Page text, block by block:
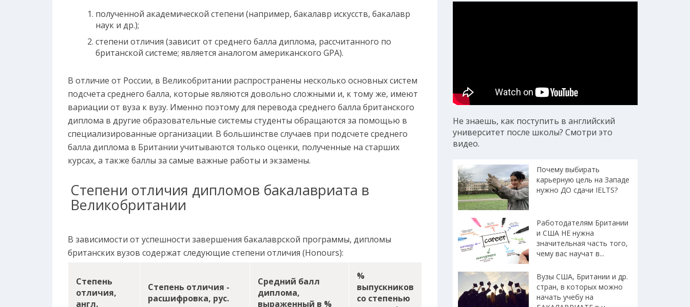
полученной академической степени (например, бакалавр искусств, бакалавр
наук и др.);
степени отличия (зависит от среднего балла диплома, рассчитанного по
британской системе; является аналогом американского GPA).
В отличие от России, в Великобритании распространены несколько основных систем
подсчета среднего балла, которые являются довольно сложными и, к тому же, имеют
вариации от вуза к вузу. Именно поэтому для перевода среднего балла британского
диплома в другие образовательные системы студенты обращаются за помощью в
специализированные организации. В большинстве случаев при подсчете среднего
балла диплома в Британии учитываются только оценки, полученные на старших
курсах, а также баллы за самые важные работы и экзамены.
Степени отличия дипломов бакалавриата в
Великобритании
В зависимости от успешности завершения бакалаврской программы, дипломы
британских вузов содержат следующие степени отличия (Honours):
Степень
отличия,
англ.
Степень отличия -
расшифровка, рус.
Средний балл
диплома,
выраженный в %
%
выпускников
со степенью
Не знаешь, как поступить в английский
университет после школы? Смотри это
видео.
Почему выбирать
карьерную цель на Западе
нужно ДО сдачи IELTS?
Работодателям Британии
и США НЕ нужна
значительная часть того,
чему вас научат в...
Вузы США, Британии и др.
стран, в которых можно
начать учебу на